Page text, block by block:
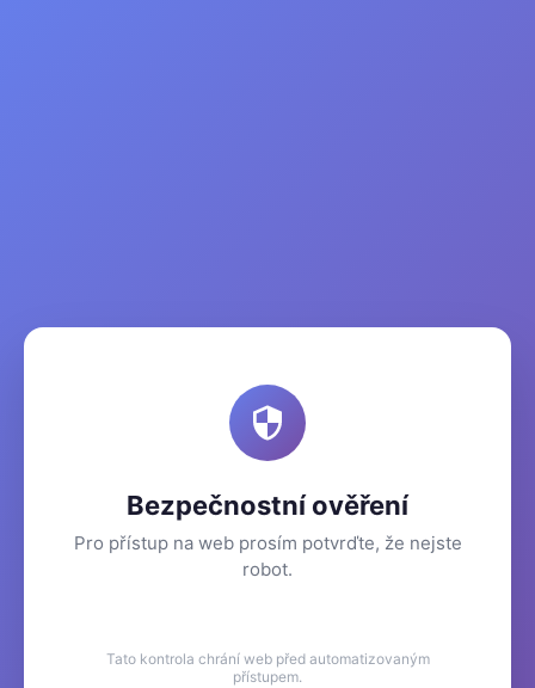
Bezpečnostní ověření
Pro přístup na web prosím potvrďte, že nejste
robot.
Tato kontrola chrání web před automatizovaným
přístupem.